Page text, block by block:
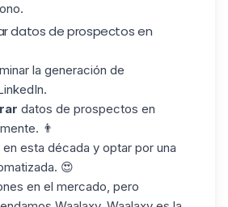
datos de prospectos en
la generación de
datos de prospectos en
👨
esta década y optar por una
😍
en el mercado, pero